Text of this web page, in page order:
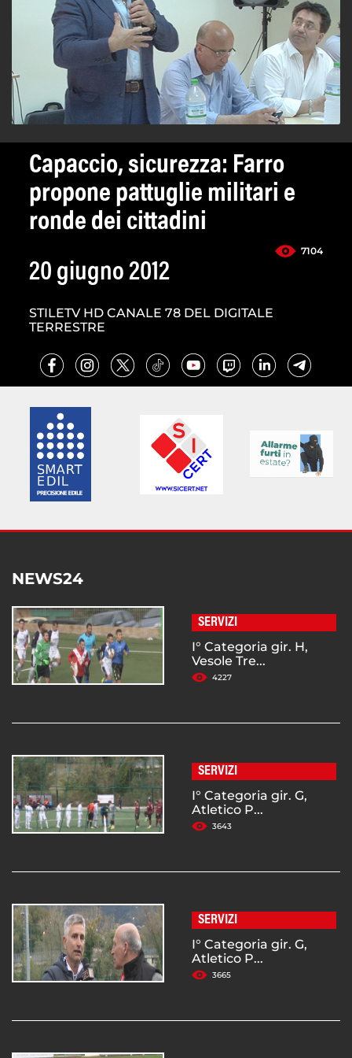
Capaccio, sicurezza: Farro
propone pattuglie militari e
ronde dei cittadini
7104
20 giugno 2012
STILETV HD CANALE 78 DEL DIGITALE
TERRESTRE
NEWS24
SERVIZI
I° Categoria gir. H,
Vesole Tre...
4227
SERVIZI
I° Categoria gir. G,
Atletico P...
3643
SERVIZI
I° Categoria gir. G,
Atletico P...
3665